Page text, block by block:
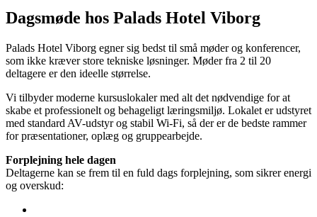
Dagsmøde hos Palads Hotel Viborg
Palads Hotel Viborg egner sig bedst til små møder og konferencer,
som ikke kræver store tekniske løsninger. Møder fra 2 til 20
deltagere er den ideelle størrelse.
Vi tilbyder moderne kursuslokaler med alt det nødvendige for at
skabe et professionelt og behageligt læringsmiljø. Lokalet er udstyret
med standard AV-udstyr og stabil Wi-Fi, så der er de bedste rammer
for præsentationer, oplæg og gruppearbejde.
Forplejning hele dagen
Deltagerne kan se frem til en fuld dags forplejning, som sikrer energi
og overskud: